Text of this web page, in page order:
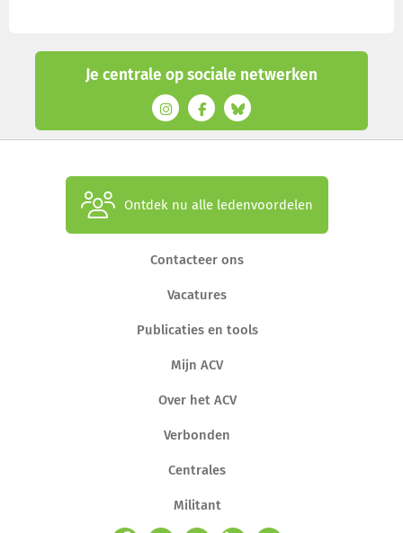
Je centrale op sociale netwerken
Ontdek nu alle ledenvoordelen
Contacteer ons
Vacatures
Publicaties en tools
Mijn ACV
Over het ACV
Verbonden
Centrales
Militant